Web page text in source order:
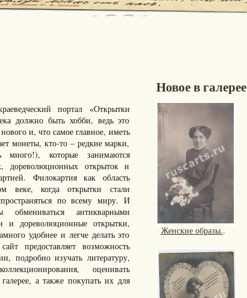
портал «Открытки
должно быть хобби, ведь это
и, что самое главное, иметь
монеты, кто-то – редкие марки,
которые занимаются
дореволюционных открыток и
Филокартия как область
веке, когда открытки стали
по всему миру. И
антикварными
и дореволюционные открытки,
удобнее и легче делать это
предоставляет возможность
подробно изучать литературу,
оценивать
а также покупать их для
Новое в галерее
Женские образы..